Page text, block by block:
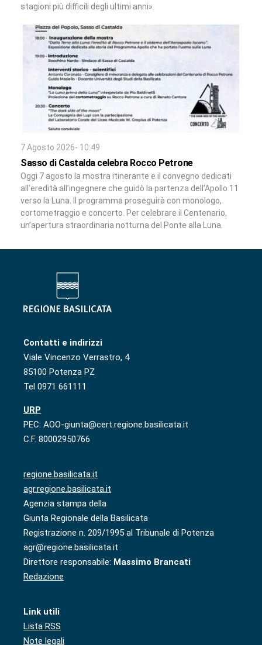
stagioni più difficili degli ultimi anni».
7 Agosto 2026- 10:49
Sasso di Castalda celebra Rocco Petrone
Oggi 7 agosto la mostra itinerante e il convegno dedicati
all’eredità all’ingegnere che guidò la partenza dell’Apollo 11
verso la Luna. Il programma proseguirà con monologo,
cortometraggio e concerto. Per celebrare il Centenario,
un’apertura straordinaria notturna del Ponte alla Luna.
Contatti e indirizzi
Viale Vincenzo Verrastro, 4
85100 Potenza PZ
Tel 0971 661111
URP
PEC: AOO-giunta@cert.regione.basilicata.it
C.F. 80002950766
regione.basilicata.it
agr.regione.basilicata.it
Agenzia stampa della
Giunta Regionale della Basilicata
Registrazione n. 209/1995 al Tribunale di Potenza
agr@regione.basilicata.it
Direttore responsabile: Massimo Brancati
Redazione
Link utili
Lista RSS
Note legali